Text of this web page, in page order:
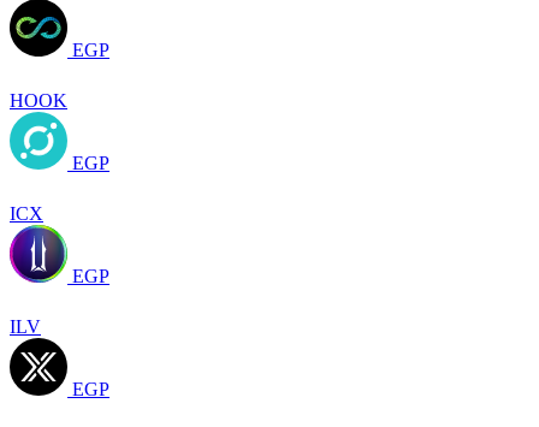
EGP
HOOK
EGP
ICX
EGP
ILV
EGP